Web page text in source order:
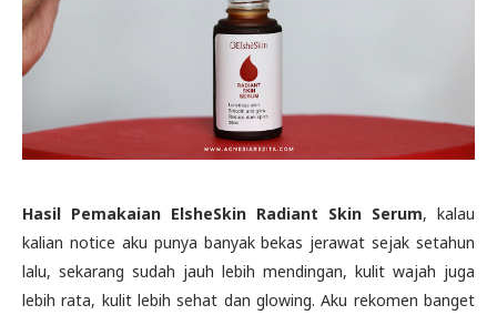
Hasil Pemakaian ElsheSkin Radiant Skin Serum, kalau
kalian notice aku punya banyak bekas jerawat sejak setahun
lalu, sekarang sudah jauh lebih mendingan, kulit wajah juga
lebih rata, kulit lebih sehat dan glowing. Aku rekomen banget